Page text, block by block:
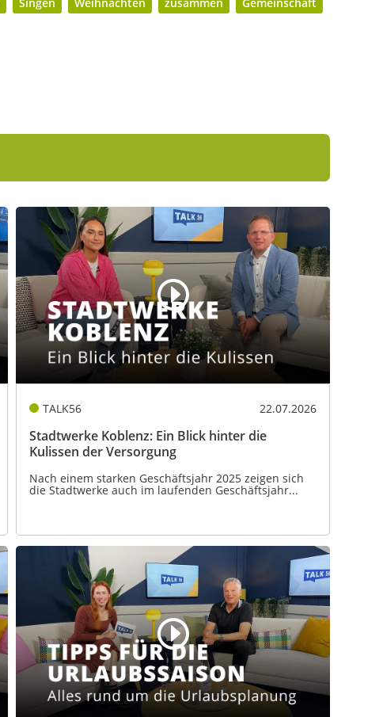
TALK56 22.07.2026
Stadtwerke Koblenz: Ein Blick hinter die
Kulissen der Versorgung
Nach einem starken Geschäftsjahr 2025 zeigen sich
die Stadtwerke auch im laufenden Geschäftsjahr...